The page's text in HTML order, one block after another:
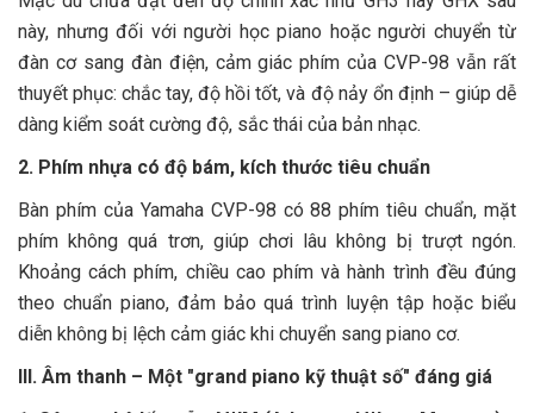
này, nhưng đối với người học piano hoặc người chuyển từ
đàn cơ sang đàn điện, cảm giác phím của CVP-98 vẫn rất
thuyết phục: chắc tay, độ hồi tốt, và độ nảy ổn định – giúp dễ
dàng kiểm soát cường độ, sắc thái của bản nhạc.
2. Phím nhựa có độ bám, kích thước tiêu chuẩn
Bàn phím của Yamaha CVP-98 có 88 phím tiêu chuẩn, mặt
phím không quá trơn, giúp chơi lâu không bị trượt ngón.
Khoảng cách phím, chiều cao phím và hành trình đều đúng
theo chuẩn piano, đảm bảo quá trình luyện tập hoặc biểu
diễn không bị lệch cảm giác khi chuyển sang piano cơ.
III. Âm thanh – Một "grand piano kỹ thuật số" đáng giá